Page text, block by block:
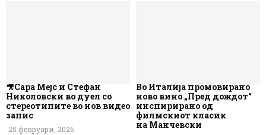
🎥Сара Мејс и Стефан
Николовски во дуел со
стереотипите во нов видео
запис
25 февруари, 2026
Во Италија промовирано
ново вино „Пред дождот“
инспирирано од
филмскиот класик
на Манчевски